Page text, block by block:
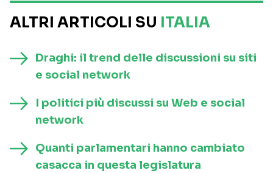
ALTRI ARTICOLI SU ITALIA
Draghi: il trend delle discussioni su siti
e social network
I politici più discussi su Web e social
network
Quanti parlamentari hanno cambiato
casacca in questa legislatura